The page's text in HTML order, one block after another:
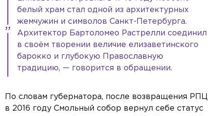
белый храм стал одной из архитектурных
жемчужин и символов Санкт-Петербурга.
Архитектор Бартоломео Растрелли соединил
в своём творении величие елизаветинского
барокко и глубокую Православную
традицию, — говорится в обращении.
По словам губернатора, после возвращения РПЦ
в 2016 году Смольный собор вернул себе статус